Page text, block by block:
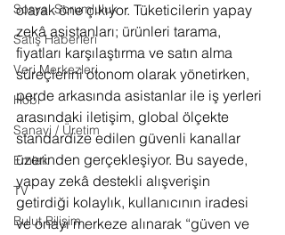
Sosyal Sorumluluk
Satış Haberleri
Veri Merkezleri
Hobi
Sanayi / Üretim
Emlak
TV
Bulut Bilişim
olarak öne çıkıyor. Tüketicilerin yapay
zekâ asistanları; ürünleri tarama,
fiyatları karşılaştırma ve satın alma
süreçlerini otonom olarak yönetirken,
perde arkasında asistanlar ile iş yerleri
arasındaki iletişim, global ölçekte
standardize edilen güvenli kanallar
üzerinden gerçekleşiyor. Bu sayede,
yapay zekâ destekli alışverişin
getirdiği kolaylık, kullanıcının iradesi
ve onayı merkeze alınarak “güven ve